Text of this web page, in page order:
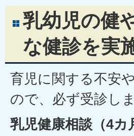
乳幼児の健
な健診を実
育児に関する不安
ので、必ず受診し
乳児健康相談（4カ